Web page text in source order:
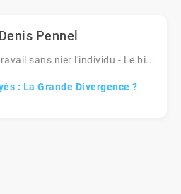
Denis Pennel
sans nier l'individu - Le bi...
: La Grande Divergence ?